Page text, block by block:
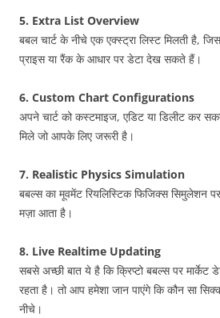
5. Extra List Overview
बबल चार्ट के नीचे एक एक्स्ट्रा लिस्ट मिलती है,
प्राइस या रैंक के आधार पर डेटा देख सकते हैं।
6. Custom Chart Configurations
अपने चार्ट को कस्टमाइज, एडिट या डिलीट कर
मिले जो आपके लिए जरूरी है।
7. Realistic Physics Simulation
बबल्स का मूवमेंट रियलिस्टिक फिजिक्स सिमुलेशन
मज़ा आता है।
8. Live Realtime Updating
सबसे अच्छी बात ये है कि क्रिप्टो बबल्स पर मार्केट
रहता है। तो आप हमेशा जान पाएंगे कि कौन सा
नीचे।